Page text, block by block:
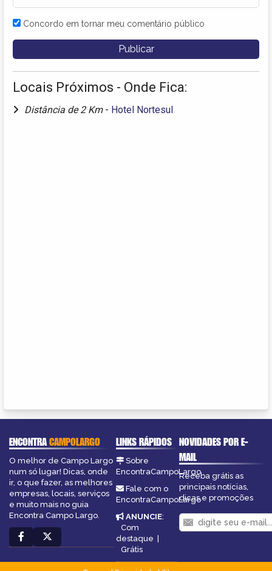
Concordo em tornar meu comentário público
Locais Próximos - Onde Fica:
Distância de 2 Km - Hotel Nortesul
ENCONTRACAMPOLARGO
O melhor de Campo Largo
num só lugar! Dicas, onde
ir, o que fazer, as melhores
empresas, locais, serviços
e muito mais no guia
Encontra Campo Largo.
LINKS RÁPIDOS
Sobre
EncontraCampoLargo
Fale com o
EncontraCampoLargo
ANUNCIE:
Com
destaque |
Grátis
NOVIDADES POR E-
MAIL
Receba grátis as
principais notícias,
dicas e promoções